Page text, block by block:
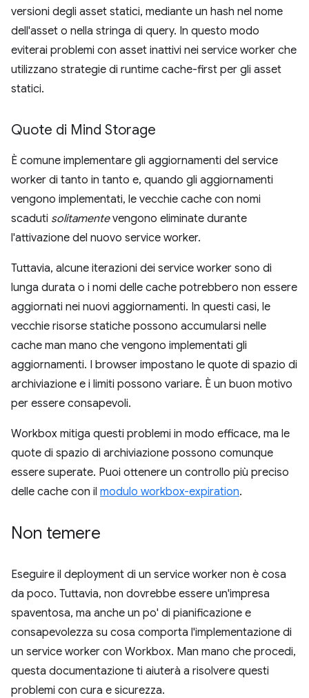
versioni degli asset statici, mediante un hash nel nome
dell'asset o nella stringa di query. In questo modo
eviterai problemi con asset inattivi nei service worker che
utilizzano strategie di runtime cache-first per gli asset
statici.
Quote di Mind Storage
È comune implementare gli aggiornamenti del service
worker di tanto in tanto e, quando gli aggiornamenti
vengono implementati, le vecchie cache con nomi
scaduti solitamentevengono eliminate durante
l'attivazione del nuovo service worker.
Tuttavia, alcune iterazioni dei service worker sono di
lunga durata o i nomi delle cache potrebbero non essere
aggiornati nei nuovi aggiornamenti. In questi casi, le
vecchie risorse statiche possono accumularsi nelle
cache man mano che vengono implementati gli
aggiornamenti. I browser impostano le quote di spazio di
archiviazione e i limiti possono variare. È un buon motivo
per essere consapevoli.
Workbox mitiga questi problemi in modo efficace, ma le
quote di spazio di archiviazione possono comunque
essere superate. Puoi ottenere un controllo più preciso
delle cache con il modulo workbox-expiration.
Non temere
Eseguire il deployment di un service worker non è cosa
da poco. Tuttavia, non dovrebbe essere un'impresa
spaventosa, ma anche un po' di pianificazione e
consapevolezza su cosa comporta l'implementazione di
un service worker con Workbox. Man mano che procedi,
questa documentazione ti aiuterà a risolvere questi
problemi con cura e sicurezza.